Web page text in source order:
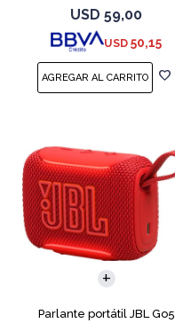
USD 59,00
USD 50,15
Parlante portátil JBL Go5